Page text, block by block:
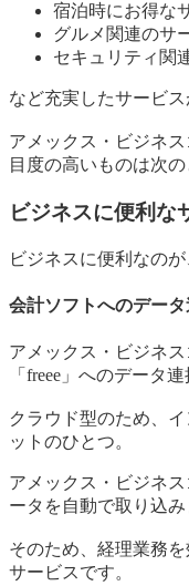
宿泊時にお得な
グルメ関連のサ
セキュリティ関
など充実したサービス
アメックス・ビジネ
目度の高いものは次の
ビジネスに便利な
ビジネスに便利なの
会計ソフトへのデー
アメックス・ビジネ
「freee」へのデータ
クラウド型のため、
ットのひとつ。
アメックス・ビジネ
ータを自動で取り込み
そのため、経理業務
サービスです。